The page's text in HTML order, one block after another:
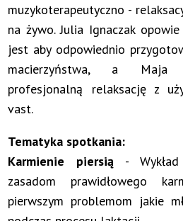
muzykoterapeutyczno -
na żywo. Julia Ignaczak
jest aby odpowiednio
macierzyństwa, a Maja
profesjonalną relaksację z
vast.
Tematyka spotkania:
Karmienie piersią -
zasadom prawidłowego
pierwszym problemom jakie